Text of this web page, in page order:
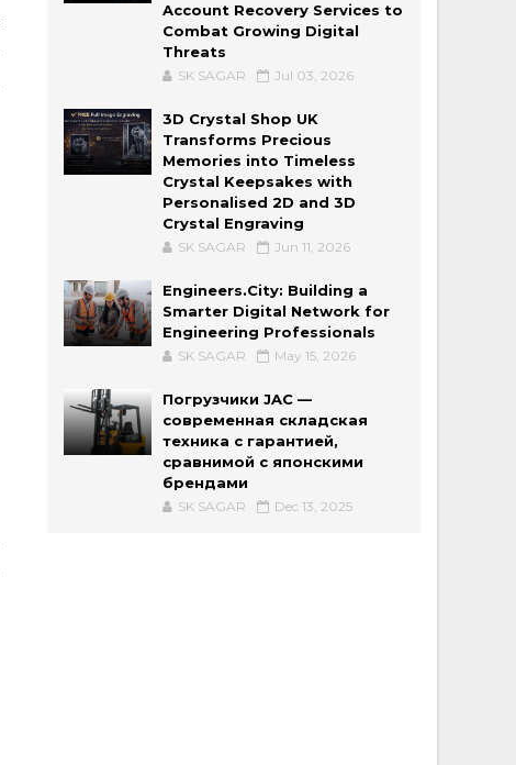
Account Recovery Services to
Combat Growing Digital
Threats
SK SAGAR Jul 03, 2026
3D Crystal Shop UK
Transforms Precious
Memories into Timeless
Crystal Keepsakes with
Personalised 2D and 3D
Crystal Engraving
SK SAGAR Jun 11, 2026
Engineers.City: Building a
Smarter Digital Network for
Engineering Professionals
SK SAGAR May 15, 2026
Погрузчики JAC —
современная складская
техника с гарантией,
сравнимой с японскими
брендами
SK SAGAR Dec 13, 2025